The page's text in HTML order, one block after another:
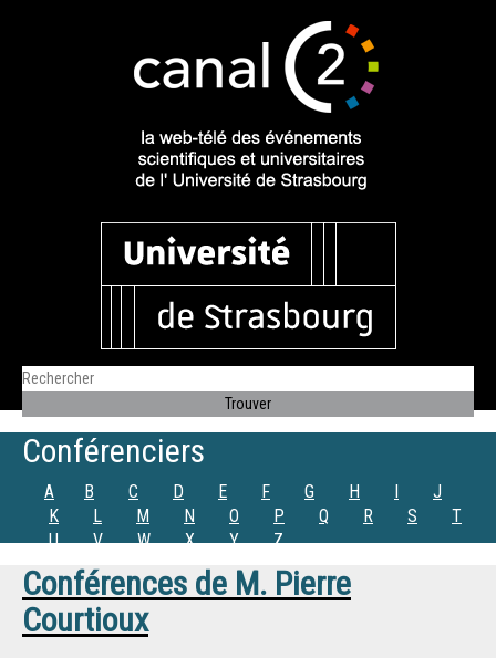
Conférenciers
A B C D E F G H I
J
K
L M N O P Q R S
T
U
V W X Y Z
Conférences de M. Pierre
Courtioux